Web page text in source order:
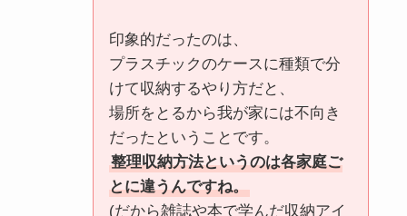
印象的だったのは、
プラスチックのケースに種類で分
けて収納するやり方だと、
場所をとるから我が家には不向き
だったということです。
整理収納方法というのは各家庭ご
とに違うんですね。
(だから雑誌や本で学んだ収納アイ